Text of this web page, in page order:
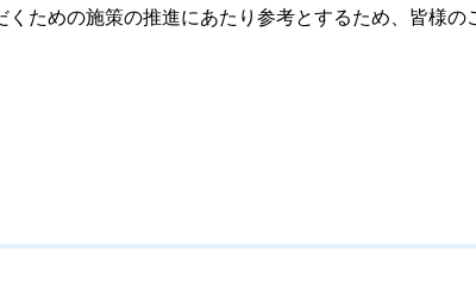
ための施策の推進にあたり参考とするため、皆様の